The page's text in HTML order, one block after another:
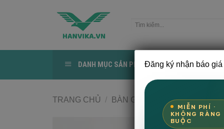
Tìm
DANH MỤC SẢN PHẨM TRANG CHỦ
TRANG CHỦ / BÀN GHẾ GIÁO DỤC / BÀN
Đăng ký nhận báo
MIỄN PHÍ ·
KHÔNG RÀNG
BUỘC